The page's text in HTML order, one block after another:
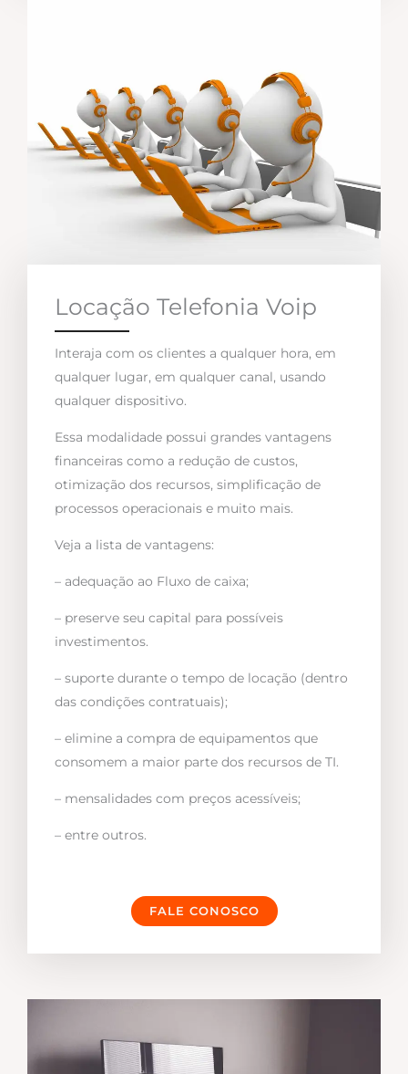
Locação Telefonia Voip
Interaja com os clientes a qualquer hora, em
qualquer lugar, em qualquer canal, usando
qualquer dispositivo.
Essa modalidade possui grandes vantagens
financeiras como a redução de custos,
otimização dos recursos, simplificação de
processos operacionais e muito mais.
Veja a lista de vantagens:
– adequação ao Fluxo de caixa;
– preserve seu capital para possíveis
investimentos.
– suporte durante o tempo de locação (dentro
das condições contratuais);
– elimine a compra de equipamentos que
consomem a maior parte dos recursos de TI.
– mensalidades com preços acessíveis;
– entre outros.
FALE CONOSCO